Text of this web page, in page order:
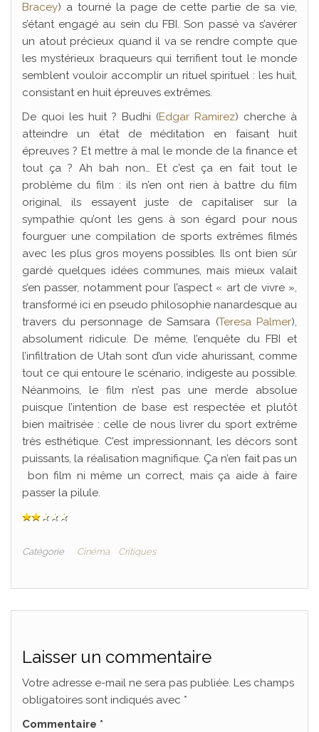
Bracey) a tourné la page de cette partie de sa vie,
s’étant engagé au sein du FBI. Son passé va s’avérer
un atout précieux quand il va se rendre compte que
les mystérieux braqueurs qui terrifient tout le monde
semblent vouloir accomplir un rituel spirituel : les huit,
consistant en huit épreuves extrêmes.
De quoi les huit ? Budhi (Edgar Ramirez) cherche à
atteindre un état de méditation en faisant huit
épreuves ? Et mettre à mal le monde de la finance et
tout ça ? Ah bah non… Et c’est ça en fait tout le
problème du film : ils n’en ont rien à battre du film
original, ils essayent juste de capitaliser sur la
sympathie qu’ont les gens à son égard pour nous
fourguer une compilation de sports extrêmes filmés
avec les plus gros moyens possibles. Ils ont bien sûr
gardé quelques idées communes, mais mieux valait
s’en passer, notamment pour l’aspect « art de vivre »,
transformé ici en pseudo philosophie nanardesque au
travers du personnage de Samsara (Teresa Palmer),
absolument ridicule. De même, l’enquête du FBI et
l’infiltration de Utah sont d’un vide ahurissant, comme
tout ce qui entoure le scénario, indigeste au possible.
Néanmoins, le film n’est pas une merde absolue
puisque l’intention de base est respectée et plutôt
bien maîtrisée : celle de nous livrer du sport extrême
très esthétique. C’est impressionnant, les décors sont
puissants, la réalisation magnifique. Ça n’en fait pas un
bon film ni même un correct, mais ça aide à faire
passer la pilule.
Catégorie Cinéma Critiques
Laisser un commentaire
Votre adresse e-mail ne sera pas publiée. Les champs
obligatoires sont indiqués avec *
Commentaire *